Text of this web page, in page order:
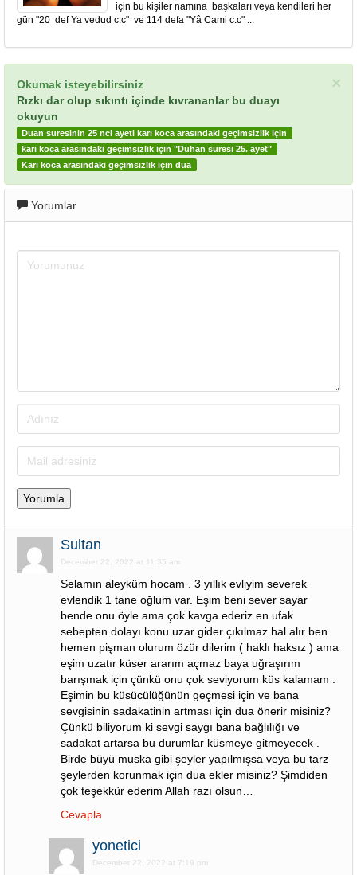
için bu kişiler namına başkaları veya kendileri her
gün "20 def Ya vedud c.c" ve 114 defa "Yâ Cami c.c" ...
×
Okumak isteyebilirsiniz
Rızkı dar olup sıkıntı içinde kıvrananlar bu duayı
okuyun
Duan suresinin 25 nci ayeti karı koca arasındaki geçimsizlik için
karı koca arasındaki geçimsizlik için "Duhan suresi 25. ayet"
Karı koca arasındaki geçimsizlik için dua
Yorumlar
Sultan
December 22, 2022 at 11:35 am
Selamın aleyküm hocam . 3 yıllık evliyim severek
evlendik 1 tane oğlum var. Eşim beni sever sayar
bende onu öyle ama çok kavga ederiz en ufak
sebepten dolayı konu uzar gider çıkılmaz hal alır ben
hemen pişman olurum özür dilerim ( haklı haksız ) ama
eşim uzatır küser ararım açmaz baya uğraşırım
barışmak için çünkü onu çok seviyorum küs kalamam .
Eşimin bu küsücülüğünün geçmesi için ve bana
sevgisinin sadakatinin artması için dua önerir misiniz?
Çünkü biliyorum ki sevgi saygı bana bağlılığı ve
sadakat artarsa bu durumlar küsmeye gitmeyecek .
Birde büyü muska gibi şeyler yapılmışsa veya bu tarz
şeylerden korunmak için dua ekler misiniz? Şimdiden
çok teşekkür ederim Allah razı olsun…
Cevapla
yonetici
December 22, 2022 at 7:19 pm